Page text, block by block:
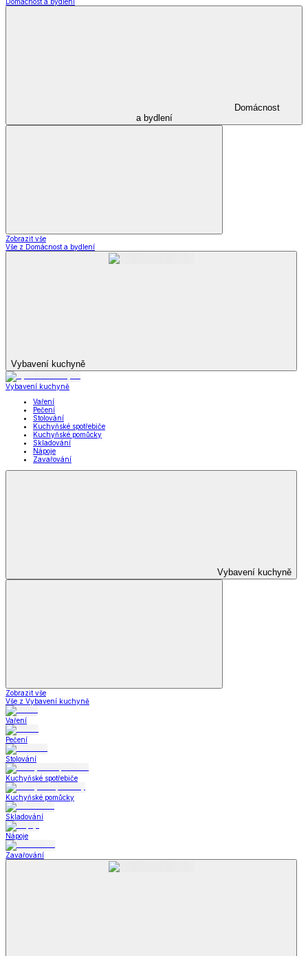
Domácnost
a bydlení
Zobrazit vše
Vše z Domácnost a bydlení
Vybavení kuchyně
Vybavení kuchyně
Vaření
Pečení
Stolování
Kuchyňské spotřebiče
Kuchyňské pomůcky
Skladování
Nápoje
Zavařování
Vybavení kuchyně
Zobrazit vše
Vše z Vybavení kuchyně
Vaření
Pečení
Stolování
Kuchyňské spotřebiče
Kuchyňské pomůcky
Skladování
Nápoje
Zavařování